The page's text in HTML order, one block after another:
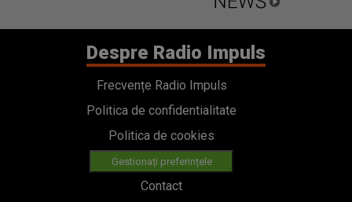
Despre Radio Impuls
Frecvențe Radio Impuls
Politica de confidentialitate
Politica de cookies
Gestionați preferințele
Contact